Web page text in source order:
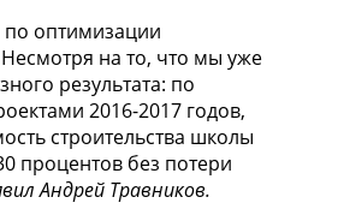
оптимизации
на то, что мы уже
результата: по
2016-2017 годов,
строительства школы
процентов без потери
Андрей Травников.